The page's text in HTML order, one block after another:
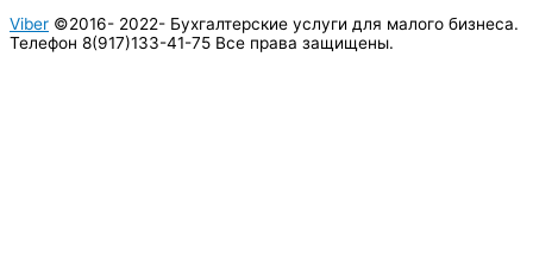
Viber ©2016- 2022- Бухгалтерские услуги для малого бизнеса.
Телефон 8(917)133-41-75 Все права защищены.